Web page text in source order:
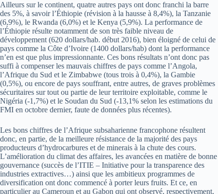
Ailleurs sur le continent, quatre autres pays ont donc franchi la barre
des 5%, à savoir l’Éthiopie (révision à la hausse à 8,4%), la Tanzanie
(6,9%), le Rwanda (6,0%) et le Kenya (5,9%). La performance de
l’Éthiopie résulte notamment de son très faible niveau de
développement (620 dollars/hab. début 2016), bien éloigné de celui de
pays comme la Côte d’Ivoire (1400 dollars/hab) dont la performance
n’en est que plus impressionnante. Ces bons résultats n’ont donc pas
suffi à compenser les mauvais chiffres de pays comme l’Angola,
l’Afrique du Sud et le Zimbabwe (tous trois à 0,4%), la Gambie
(0,5%), ou encore de pays souffrant, entre autres, de graves problèmes
sécuritaires sur tout ou partie de leur territoire exploitable, comme le
Nigéria (-1,7%) et le Soudan du Sud (-13,1% selon les estimations du
FMI en octobre dernier, faute de données plus récentes).
Les bons chiffres de l’Afrique subsaharienne francophone résultent
donc, en partie, de la meilleure résistance de la majorité des pays
producteurs d’hydrocarbures et de minerais à la chute des cours.
L’amélioration du climat des affaires, les avancées en matière de bonne
gouvernance (succès de l’ITIE – Initiative pour la transparence des
industries extractives…) ainsi que les ambitieux programmes de
diversification ont donc commencé à porter leurs fruits. Et ce, en
particulier au Cameroun et au Gabon qui ont observé, respectivement,